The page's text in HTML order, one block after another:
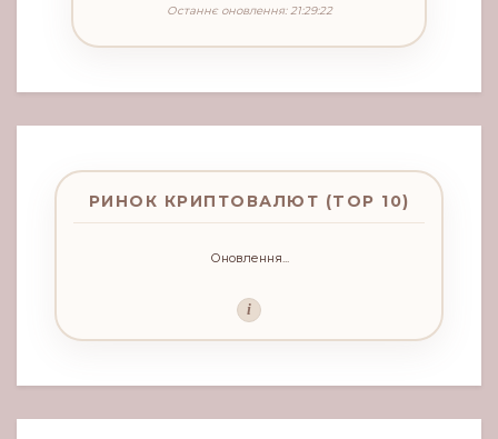
Останнє оновлення: 21:29:22
РИНОК КРИПТОВАЛЮТ (TOP 10)
Оновлення...
i